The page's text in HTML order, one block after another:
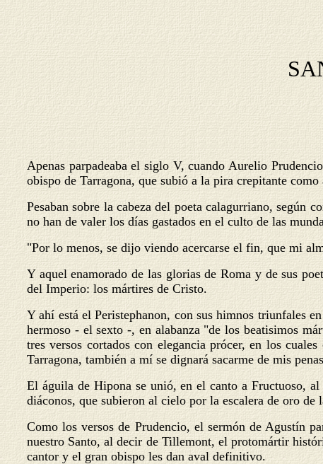
Apenas parpadeaba el siglo V, cuando Aurelio
obispo de Tarragona, que subió a la pira crepitante
Pesaban sobre la cabeza del poeta calagurriano, según
no han de valer los días gastados en el culto de las
"Por lo menos, se dijo viendo acercarse el fin, que mi
Y aquel enamorado de las glorias de Roma y de sus
del Imperio: los mártires de Cristo.
Y ahí está el Peristephanon, con sus himnos triunfales
hermoso - el sexto -, en alabanza "de los beatisimos
tres versos cortados con elegancia prócer, en los
Tarragona, también a mí se dignará sacarme de mis
El águila de Hipona se unió, en el canto a Fructuoso,
diáconos, que subieron al cielo por la escalera de oro de
Como los versos de Prudencio, el sermón de Agustín
nuestro Santo, al decir de Tillemont, el protomártir
cantor y el gran obispo les dan aval definitivo.